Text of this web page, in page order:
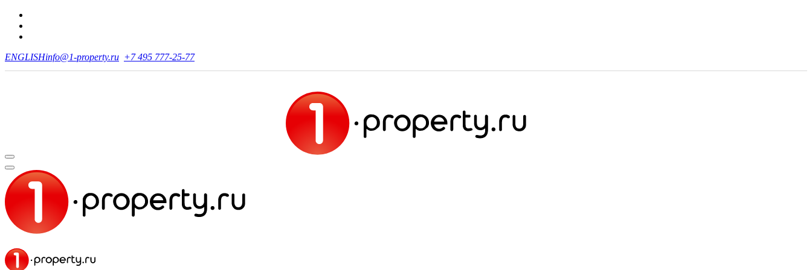
ENGLISHinfo@1-property.ru +7 495 777-25-77